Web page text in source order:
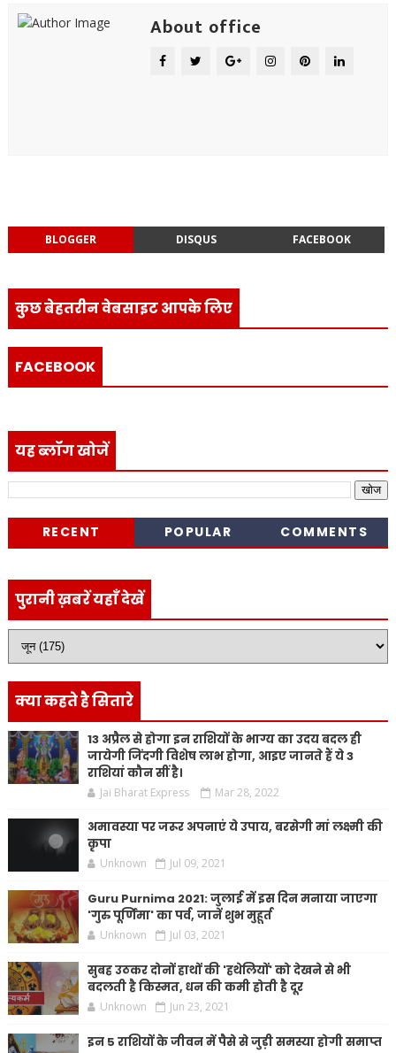
About office
BLOGGER DISQUS FACEBOOK
कुछ बेहतरीन वेबसाइट आपके लिए
FACEBOOK
यह ब्लॉग खोजें
RECENT POPULAR COMMENTS
पुरानी ख़बरें यहाँ देखें
क्या कहते है सितारे
13 अप्रैल से होगा इन राशियों के भाग्य का उदय बदल ही
जायेगी जिंदगी विशेष लाभ होगा, आइए जानते हैं ये 3
राशियां कौन सीं है।
Jai Bharat Express Mar 28, 2022
अमावस्या पर जरूर अपनाएं ये उपाय, बरसेगी मां लक्ष्मी की
कृपा
Unknown Jul 09, 2021
Guru Purnima 2021: जुलाई में इस दिन मनाया जाएगा
'गुरु पूर्णिमा' का पर्व, जानें शुभ मुहूर्त
Unknown Jul 03, 2021
सुबह उठकर दोनों हाथों की 'हथेलियों' को देखने से भी
बदलती है किस्मत, धन की कमी होती है दूर
Unknown Jun 23, 2021
इन 5 राशियों के जीवन में पैसे से जुड़ी समस्या होगी समाप्त